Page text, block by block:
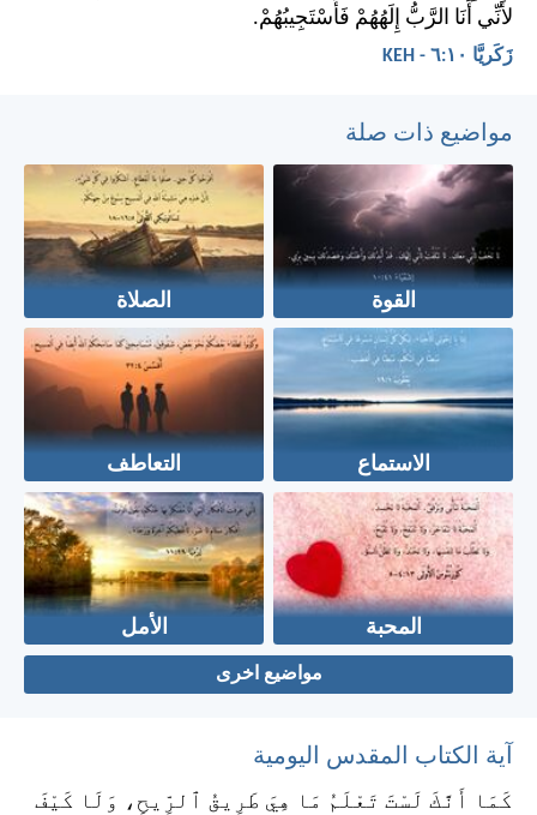
لأَنِّي أَنَا الرَّبُّ إِلَهُهُمْ فَأَسْتَجِيبُهُمْ.
زَكَريَّا ١٠:‏٦ - KEH
مواضيع ذات صلة
القوة الصلاة
الاستماع التعاطف
المحبة الأمل
مواضيع اخرى
آية الكتاب المقدس اليومية
كَمَا أَنَّكَ لَسْتَ تَعْلَمُ مَا هِيَ طَرِيقُ ٱلرِّيحِ، وَلَا كَيْفَ